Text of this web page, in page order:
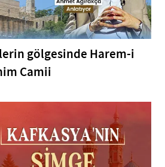
gölgesinde Harem-i
Camii